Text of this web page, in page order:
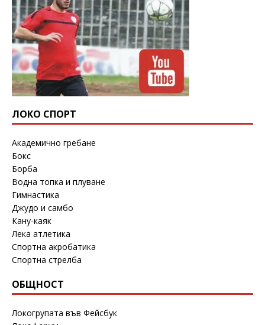
ЛОКО СПОРТ
Академично гребане
Бокс
Борба
Водна топка и плуване
Гимнастика
Джудо и самбо
Кану-каяк
Лека атлетика
Спортна акробатика
Спортна стрелба
ОБЩНОСТ
Локогрупата във Фейсбук